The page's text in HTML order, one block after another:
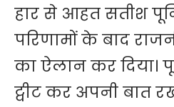
हार से आहत सतीश
परिणामों के बाद
का ऐलान कर दिया।
ट्वीट कर अपनी बात